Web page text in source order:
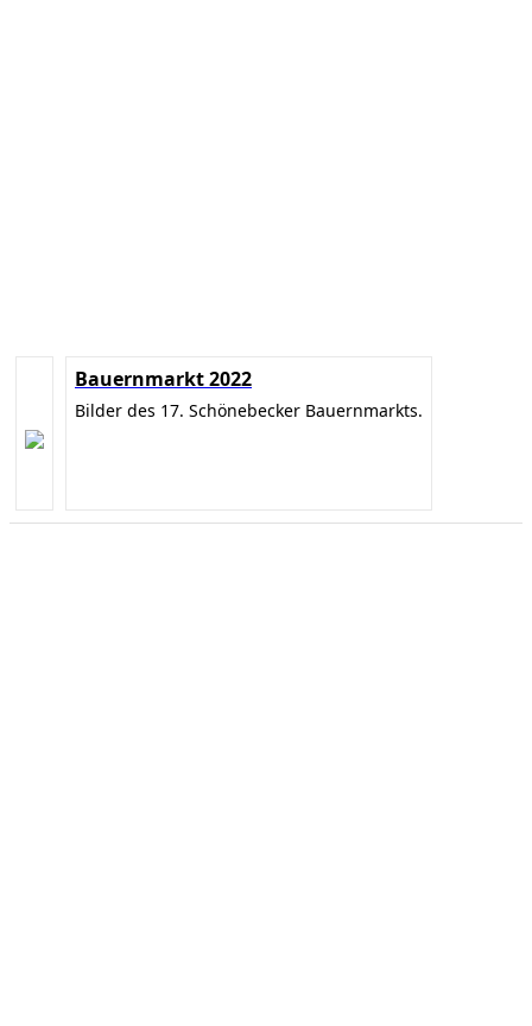
Bauernmarkt 2022
Bilder des 17. Schönebecker Bauernmarkts.